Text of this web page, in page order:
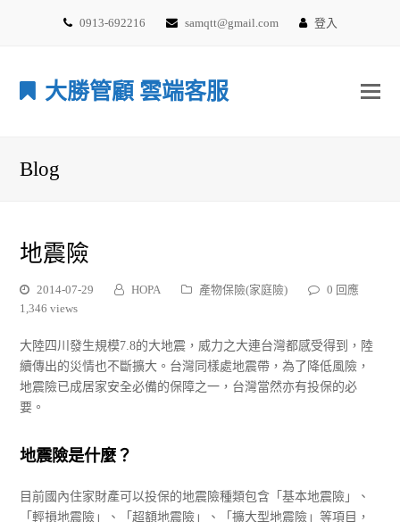
0913-692216 samqtt@gmail.com 登入
大勝管顧 雲端客服
Blog
地震險
2014-07-29 HOPA 產物保險(家庭險)
0 回應
1,346 views
大陸四川發生規模7.8的大地震，威力之大連台灣都感受得到，陸
續傳出的災情也不斷擴大。台灣同樣處地震帶，為了降低風險，
地震險已成居家安全必備的保障之一，台灣當然亦有投保的必
要。
地震險是什麼？
目前國內住家財產可以投保的地震險種類包含「基本地震險」、
「輕損地震險」、「超額地震險」、「擴大型地震險」等項目，